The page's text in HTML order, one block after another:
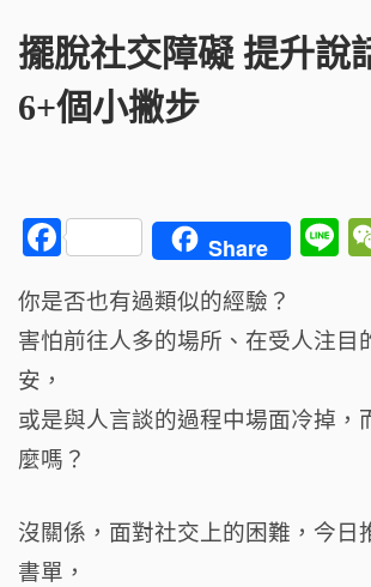
擺脫社交障礙 提升說
6+個小撇步
F
c
e
o
o
Share
你是否也有過類似的經驗？
害怕前往人多的場所、在受人注目
安，
或是與人言談的過程中場面冷掉，
麼嗎？
沒關係，面對社交上的困難，今日
書單，